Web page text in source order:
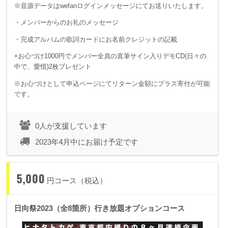
※音源データはwefanログインメッセージにてお送りいたします。
・メンバーからのお礼のメッセージ
・完成アルバムの歌詞カードにお名前クレジットの記載
+お心づけ1000円でメンバー全員の直筆サイン入りデモCD(日々の
中で、愛惜)2枚プレゼント
※お心づけとして申込ページにてリターン金額にプラス寄付が可能
です。
0人が支援しています
2023年4月中にお届け予定です
5,000 円コース（税込）
日向祭2023（全8箇所）行き放題オプションコース